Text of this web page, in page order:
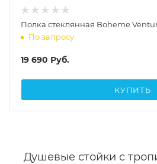
Полка стеклянная Boheme
По запросу
19 690 Руб.
КУПИТЬ
Душевые стойки с